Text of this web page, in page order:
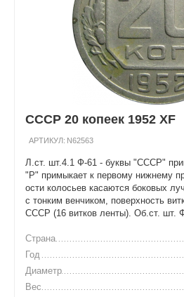
СССР 20 копеек 1952 XF
АРТИКУЛ: N62563
Л.ст. шт.4.1 Ф-61 - буквы "СССР"
"Р" примыкает к первому нижнему
ости колосьев касаются боковых
с тонким венчиком, поверхность
СССР (16 витков ленты). Об.ст. шт.
Страна
Год
Диаметр
Вес